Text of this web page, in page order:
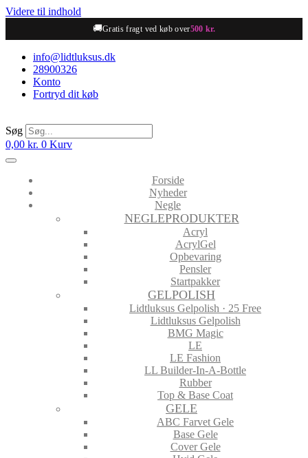
Videre til indhold
🚚Gratis fragt ved køb over500 kr.
info@lidtluksus.dk
28900326
Konto
Fortryd dit køb
Søg
0,00 kr. 0 Kurv
Forside
Nyheder
Negle
NEGLEPRODUKTER
Acryl
AcrylGel
Opbevaring
Pensler
Startpakker
GELPOLISH
Lidtluksus Gelpolish · 25 Free
Lidtluksus Gelpolish
BMG Magic
LE
LE Fashion
LL Builder-In-A-Bottle
Rubber
Top & Base Coat
GELE
ABC Farvet Gele
Base Gele
Cover Gele